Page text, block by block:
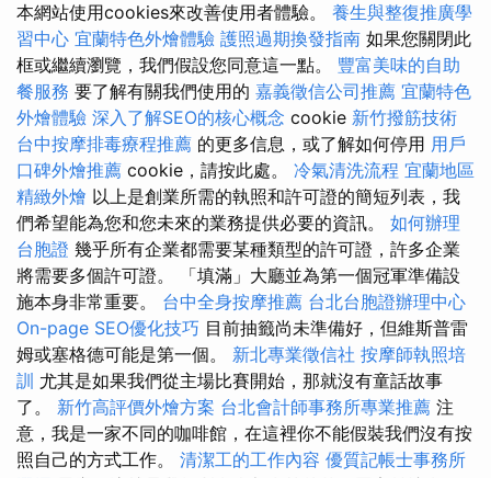
本網站使用cookies來改善使用者體驗。 養生與整復推廣學
習中心 宜蘭特色外燴體驗 護照過期換發指南 如果您關閉此
框或繼續瀏覽，我們假設您同意這一點。 豐富美味的自助
餐服務 要了解有關我們使用的 嘉義徵信公司推薦 宜蘭特色
外燴體驗 深入了解SEO的核心概念 cookie 新竹撥筋技術
台中按摩排毒療程推薦 的更多信息，或了解如何停用 用戶
口碑外燴推薦 cookie，請按此處。 冷氣清洗流程 宜蘭地區
精緻外燴 以上是創業所需的執照和許可證的簡短列表，我
們希望能為您和您未來的業務提供必要的資訊。 如何辦理
台胞證 幾乎所有企業都需要某種類型的許可證，許多企業
將需要多個許可證。 「填滿」大廳並為第一個冠軍準備設
施本身非常重要。 台中全身按摩推薦 台北台胞證辦理中心
On-page SEO優化技巧 目前抽籤尚未準備好，但維斯普雷
姆或塞格德可能是第一個。 新北專業徵信社 按摩師執照培
訓 尤其是如果我們從主場比賽開始，那就沒有童話故事
了。 新竹高評價外燴方案 台北會計師事務所專業推薦 注
意，我是一家不同的咖啡館，在這裡你不能假裝我們沒有按
照自己的方式工作。 清潔工的工作內容 優質記帳士事務所